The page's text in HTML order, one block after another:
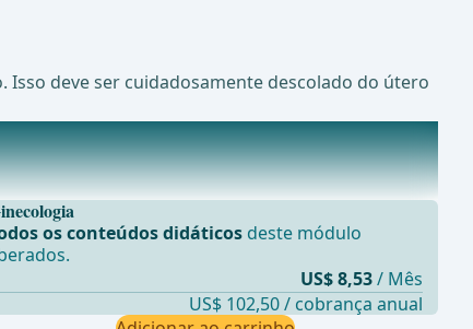
deve ser cuidadosamente descolado do útero
os conteúdos didáticosdeste módulo
US$ 8,53 / Mês
US$ 102,50 / cobrança anual